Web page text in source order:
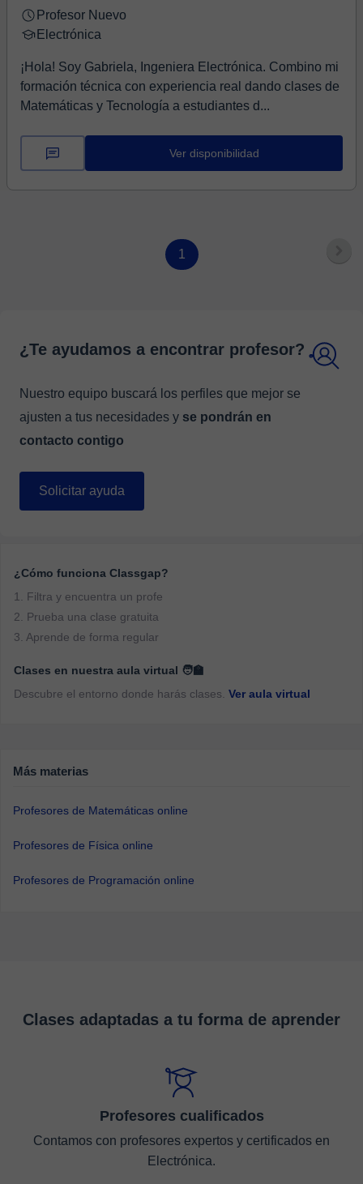
Profesor Nuevo
Electrónica
¡Hola! Soy Gabriela, Ingeniera Electrónica. Combino mi
formación técnica con experiencia real dando clases de
Matemáticas y Tecnología a estudiantes d...
Ver disponibilidad
1
¿Te ayudamos a encontrar profesor?
Nuestro equipo buscará los perfiles que mejor se
ajusten a tus necesidades y se pondrán en
contacto contigo
Solicitar ayuda
¿Cómo funciona Classgap?
1. Filtra y encuentra un profe
2. Prueba una clase gratuita
3. Aprende de forma regular
Clases en nuestra aula virtual 🧑‍🏫
Descubre el entorno donde harás clases. Ver aula virtual
Más materias
Profesores de Matemáticas online
Profesores de Física online
Profesores de Programación online
Clases adaptadas a tu forma de aprender
Profesores cualificados
Contamos con profesores expertos y certificados en
Electrónica.